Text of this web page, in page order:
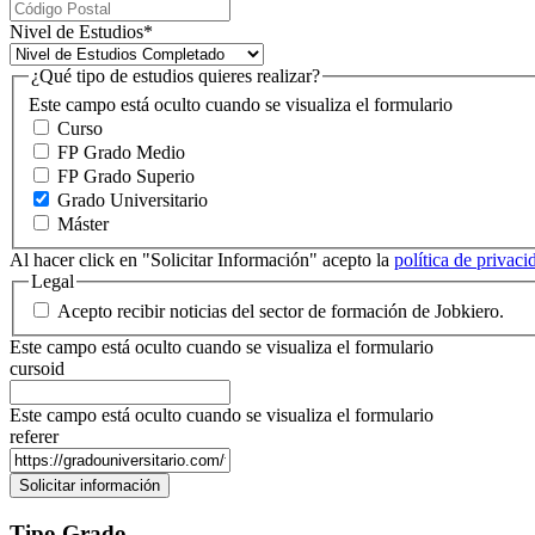
Nivel de Estudios*
Este campo está oculto cuando se visualiza el formulario
¿Qué tipo de estudios quieres realizar?
Curso
FP Grado Medio
FP Grado Superio
Grado Universitario
Máster
Al hacer click en "Solicitar Información" acepto la política de
Legal
Acepto recibir noticias del sector de formación de Jobkiero.
Este campo está oculto cuando se visualiza el formulario
cursoid
Este campo está oculto cuando se visualiza el formulario
referer